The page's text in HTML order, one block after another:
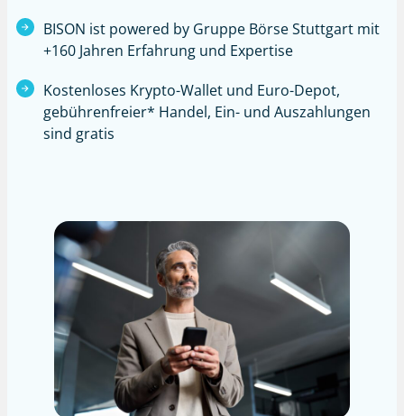
BISON ist powered by Gruppe Börse Stuttgart mit
+160 Jahren Erfahrung und Expertise
Kostenloses Krypto-Wallet und Euro-Depot,
gebührenfreier* Handel, Ein- und Auszahlungen
sind gratis